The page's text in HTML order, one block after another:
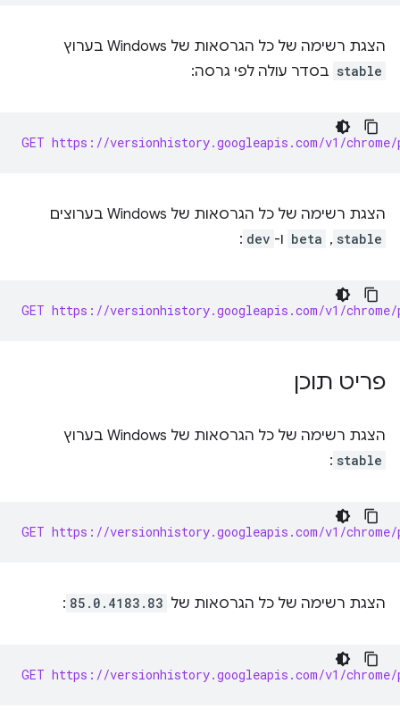
הצגת רשימה של כל הגרסאות של Windows בערוץ
stable בסדר עולה לפי גרסה:
GET https://versionhistory.googleapis.com/v1/
הצגת רשימה של כל הגרסאות של Windows בערוצים
stable
,‏
beta ו- dev
:
GET https://versionhistory.googleapis.com/v1/
פריט תוכן
הצגת רשימה של כל הגרסאות של Windows בערוץ
stable
:
GET https://versionhistory.googleapis.com/v1/
הצגת רשימה של כל הגרסאות של 85.0.4183.83
:
GET https://versionhistory.googleapis.com/v1/